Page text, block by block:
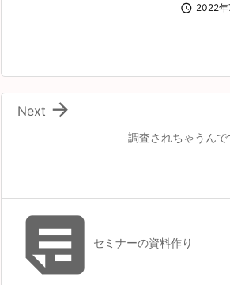
 2022年
調査されちゃうんで

Next
セミナーの資料作り